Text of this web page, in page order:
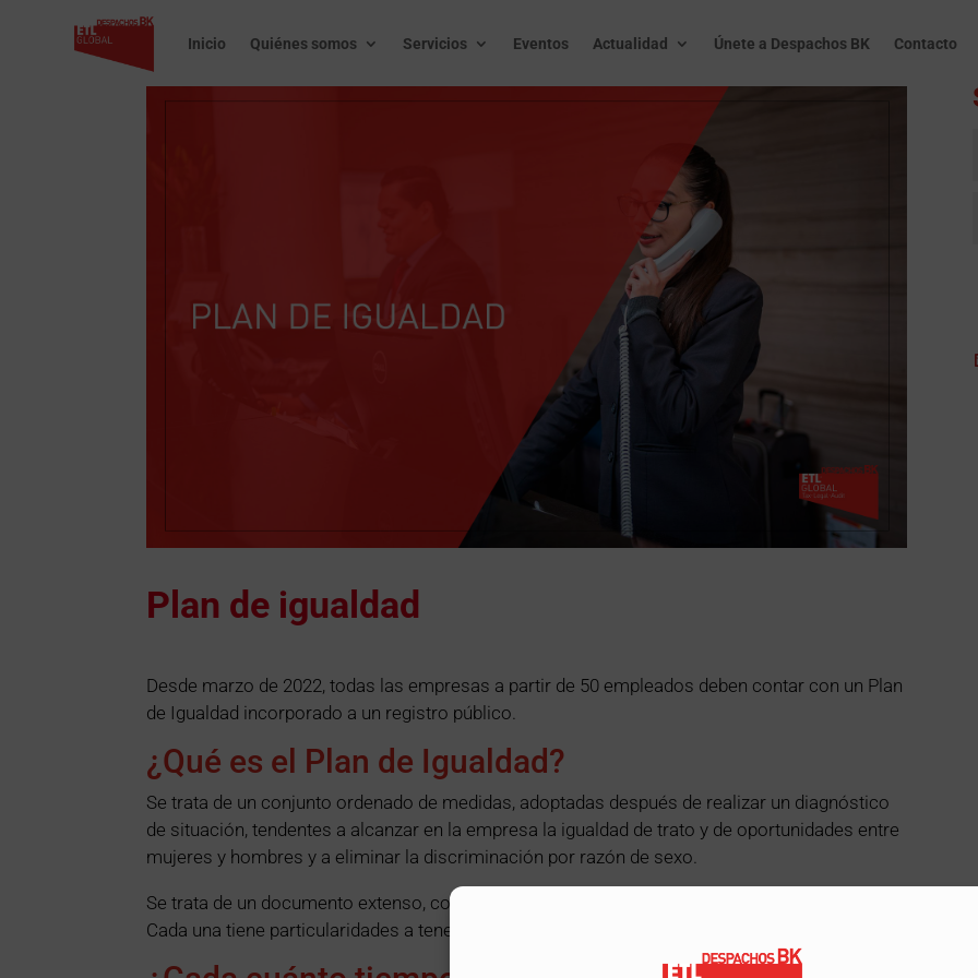
Inicio Quiénes somos Servicios Eventos Actualidad Únete a Despachos BK Contacto
Plan de igualdad
Desde marzo de 2022, todas las empresas a partir de 50 empleados deben contar con un Plan
de Igualdad incorporado a un registro público.
¿Qué es el Plan de Igualdad?
Se trata de un conjunto ordenado de medidas, adoptadas después de realizar un diagnóstico
de situación, tendentes a alcanzar en la empresa la igualdad de trato y de oportunidades entre
mujeres y hombres y a eliminar la discriminación por razón de sexo.
Se trata de un documento extenso, complejo y personalizado para cada tipo de empresa.
Cada una tiene particularidades a tener en cuenta para justificar, argumentar y tomar medidas.